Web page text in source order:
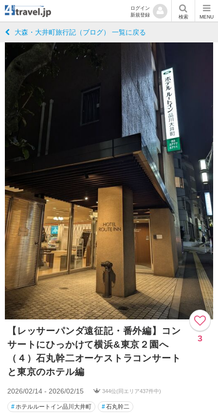
ログイン
新規登録
検索 MENU
大森・大井町旅行記（ブログ） 一覧に戻る
【レッサーパンダ遠征記・番外編】コン
サートにひっかけて横浜&東京２園へ
（４）石丸幹二オーケストラコンサート
と東京のホテル編
3
2026/02/14 - 2026/02/15 344位(同エリア437件中)
#ホテルルートイン品川大井町 #石丸幹二